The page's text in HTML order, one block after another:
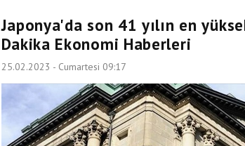
Japonya'da son 41 yılın en
Dakika Ekonomi Haberleri
25.02.2023 - Cumartesi 09:17